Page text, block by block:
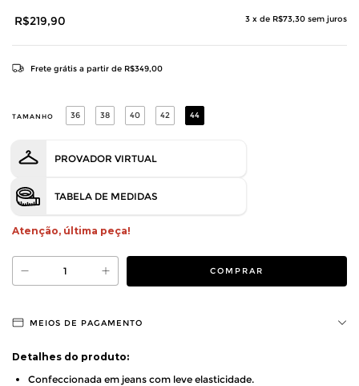
R$219,90 3 x de R$73,30 sem juros
Frete grátis a partir de R$349,00
TAMANHO 36 38 40 42 44
PROVADOR VIRTUAL
TABELA DE MEDIDAS
Atenção, última peça!
MEIOS DE PAGAMENTO
Detalhes do produto:
Confeccionada em jeans com leve elasticidade.